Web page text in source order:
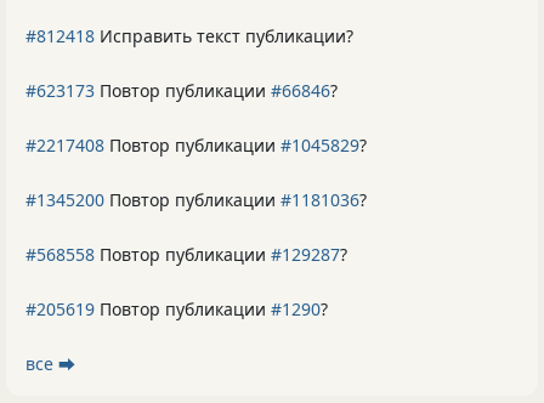
#812418 Исправить текст публикации?
#623173 Повтор публикации #66846?
#2217408 Повтор публикации #1045829?
#1345200 Повтор публикации #1181036?
#568558 Повтор публикации #129287?
#205619 Повтор публикации #1290?
все ⮕